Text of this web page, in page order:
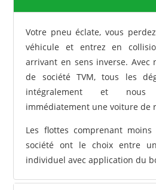
Votre pneu éclate, vous
véhicule et entrez en
arrivant en sens inverse. Avec
de société TVM, tous les
intégralement et nous
immédiatement une voiture de
Les flottes comprenant
société ont le choix entre
individuel avec application du